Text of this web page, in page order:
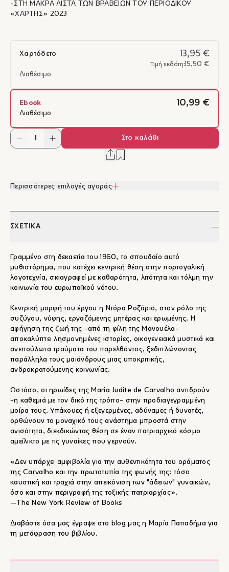
-ΣΤΗ ΜΑΚΡΑ ΛΙΣΤΑ ΤΩΝ ΒΡΑΒΕΙΩΝ ΤΟΥ ΠΕΡΙΟΔΙΚΟΥ
«ΧΑΡΤΗΣ» 2023
Χαρτόδετο 13,95 €
Τιμή εκδότη: 15,50 €
Διαθέσιμο
Ebook 10,99 €
Διαθέσιμο
Στο καλάθι
Περισσότερες επιλογές αγοράς
ΣΧΕΤΙΚΑ
Γραμμένο στη δεκαετία του 1960, το σπουδαίο αυτό
μυθιστόρημα, που κατέχει κεντρική θέση στην πορτογαλική
λογοτεχνία, σκιαγραφεί με καθαρότητα, λιτότητα και τόλμη την
κοινωνία του ευρωπαϊκού νότου.
Κεντρική μορφή του έργου η Ντόρα Ροζάριο, στον ρόλο της
συζύγου, νύφης, εργαζόμενης μητέρας και ερωμένης. Η
αφήγηση της ζωή της −από τη φίλη της Μανουέλα−
αποκαλύπτει λησμονημένες ιστορίες, οικογενειακά μυστικά και
ανεπούλωτα τραύματα του παρελθόντος, ξεδιπλώνοντας
παράλληλα τους μαιάνδρους μιας υποκριτικής,
ανδροκρατούμενης κοινωνίας.
Ωστόσο, οι ηρωίδες της Maria Judite de Carvalho αντιδρούν
−η καθεμιά με τον δικό της τρόπο− στην προδιαγεγραμμένη
μοίρα τους. Υπάκουες ή εξεγερμένες, αδύναμες ή δυνατές,
ορθώνουν το μοναχικό τους ανάστημα μπροστά στην
ανισότητα, διεκδικώντας θέση σε έναν πατριαρχικό κόσμο
αμείλικτο με τις γυναίκες που γερνούν.
«Δεν υπάρχει αμφιβολία για την αυθεντικότητα του οράματος
της Carvalho και την πρωτοτυπία της φωνής της: τόσο
καυστική και τραχιά στην απεικόνιση των "άδειων" γυναικών,
όσο και στην περιγραφή της τοξικής πατριαρχίας».
―The New York Review of Books
Διαβάστε όσα μας έγραψε στο blog μας η Μαρία Παπαδήμα για
τη μετάφραση του βιβλίου.